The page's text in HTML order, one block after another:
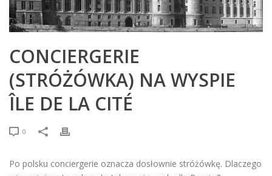
CONCIERGERIE
(STRÓŻÓWKA) NA WYSPIE
ÎLE DE LA CITÉ
0
Po polsku conciergerie oznacza dosłownie stróżówkę. Dlaczego